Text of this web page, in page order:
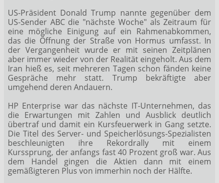
US-Präsident Donald Trump nannte gegenüber dem
US-Sender ABC die "nächste Woche" als Zeitraum für
eine mögliche Einigung auf ein Rahmenabkommen,
das die Öffnung der Straße von Hormus umfasst. In
der Vergangenheit wurde er mit seinen Zeitplänen
aber immer wieder von der Realität eingeholt. Aus dem
Iran hieß es, seit mehreren Tagen schon fänden keine
Gespräche mehr statt. Trump bekräftigte aber
umgehend deren Andauern.
HP Enterprise war das nächste IT-Unternehmen, das
die Erwartungen mit Zahlen und Ausblick deutlich
übertraf und damit ein Kursfeuerwerk in Gang setzte.
Die Titel des Server- und Speicherlösungs-Spezialisten
beschleunigten ihre Rekordrally mit einem
Kurssprung, der anfangs fast 40 Prozent groß war. Aus
dem Handel gingen die Aktien dann mit einem
gemäßigteren Plus von immerhin noch der Hälfte.